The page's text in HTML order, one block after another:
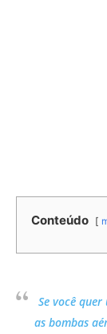
Conteúdo
Se você
as bombas